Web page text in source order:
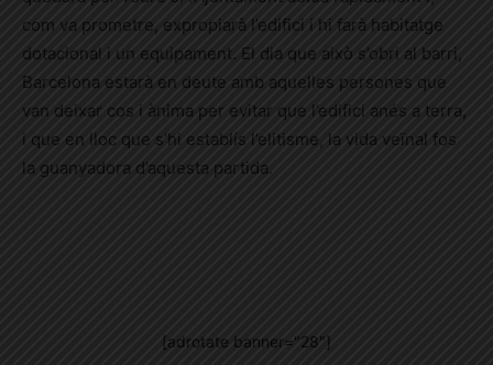
com va prometre, expropiarà l’edifici i hi farà habitatge
dotacional i un equipament. El dia que això s’obri al barri,
Barcelona estarà en deute amb aquelles persones que
van deixar cos i ànima per evitar que l’edifici anés a terra,
i que en lloc que s’hi establís l’elitisme, la vida veïnal fos
la guanyadora d’aquesta partida.
[adrotate banner="28"]